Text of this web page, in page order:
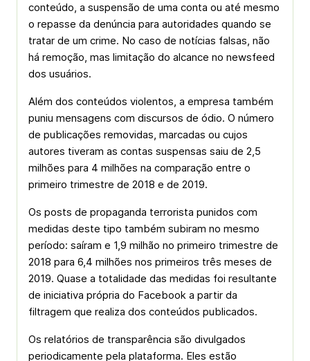
conteúdo, a suspensão de uma conta ou até mesmo
o repasse da denúncia para autoridades quando se
tratar de um crime. No caso de notícias falsas, não
há remoção, mas limitação do alcance no newsfeed
dos usuários.
Além dos conteúdos violentos, a empresa também
puniu mensagens com discursos de ódio. O número
de publicações removidas, marcadas ou cujos
autores tiveram as contas suspensas saiu de 2,5
milhões para 4 milhões na comparação entre o
primeiro trimestre de 2018 e de 2019.
Os posts de propaganda terrorista punidos com
medidas deste tipo também subiram no mesmo
período: saíram e 1,9 milhão no primeiro trimestre de
2018 para 6,4 milhões nos primeiros três meses de
2019. Quase a totalidade das medidas foi resultante
de iniciativa própria do Facebook a partir da
filtragem que realiza dos conteúdos publicados.
Os relatórios de transparência são divulgados
periodicamente pela plataforma. Eles estão